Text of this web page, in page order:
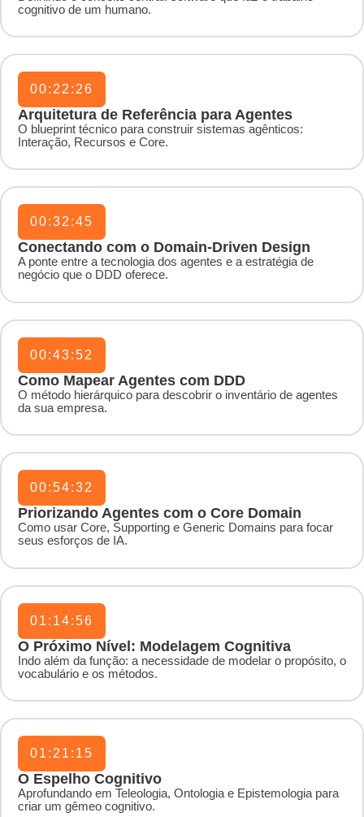
cognitivo de um humano.
00:22:26
Arquitetura de Referência para Agentes
O blueprint técnico para construir sistemas agênticos:
Interação, Recursos e Core.
00:32:45
Conectando com o Domain-Driven Design
A ponte entre a tecnologia dos agentes e a estratégia de
negócio que o DDD oferece.
00:43:52
Como Mapear Agentes com DDD
O método hierárquico para descobrir o inventário de agentes
da sua empresa.
00:54:32
Priorizando Agentes com o Core Domain
Como usar Core, Supporting e Generic Domains para focar
seus esforços de IA.
01:14:56
O Próximo Nível: Modelagem Cognitiva
Indo além da função: a necessidade de modelar o propósito, o
vocabulário e os métodos.
01:21:15
O Espelho Cognitivo
Aprofundando em Teleologia, Ontologia e Epistemologia para
criar um gêmeo cognitivo.